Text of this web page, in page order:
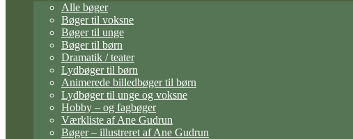
Alle bøger
Bøger til voksne
Bøger til unge
Bøger til børn
Dramatik / teater
Lydbøger til børn
Animerede billedbøger til børn
Lydbøger til unge og voksne
Hobby – og fagbøger
Værkliste af Ane Gudrun
Bøger – illustreret af Ane Gudrun